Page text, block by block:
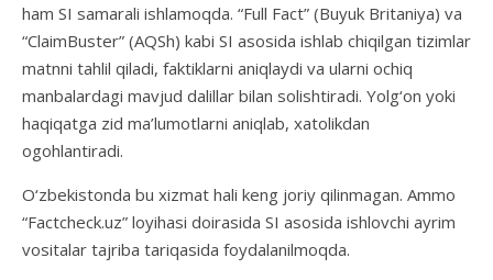
ham SI samarali ishlamoqda. “Full Fact” (Buyuk Britaniya) va
“ClaimBuster” (AQSh) kabi SI asosida ishlab chiqilgan tizimlar
matnni tahlil qiladi, faktiklarni aniqlaydi va ularni ochiq
manbalardagi mavjud dalillar bilan solishtiradi. Yolg‘on yoki
haqiqatga zid ma’lumotlarni aniqlab, xatolikdan
ogohlantiradi.
O‘zbekistonda bu xizmat hali keng joriy qilinmagan. Ammo
“Factcheck.uz” loyihasi doirasida SI asosida ishlovchi ayrim
vositalar tajriba tariqasida foydalanilmoqda.